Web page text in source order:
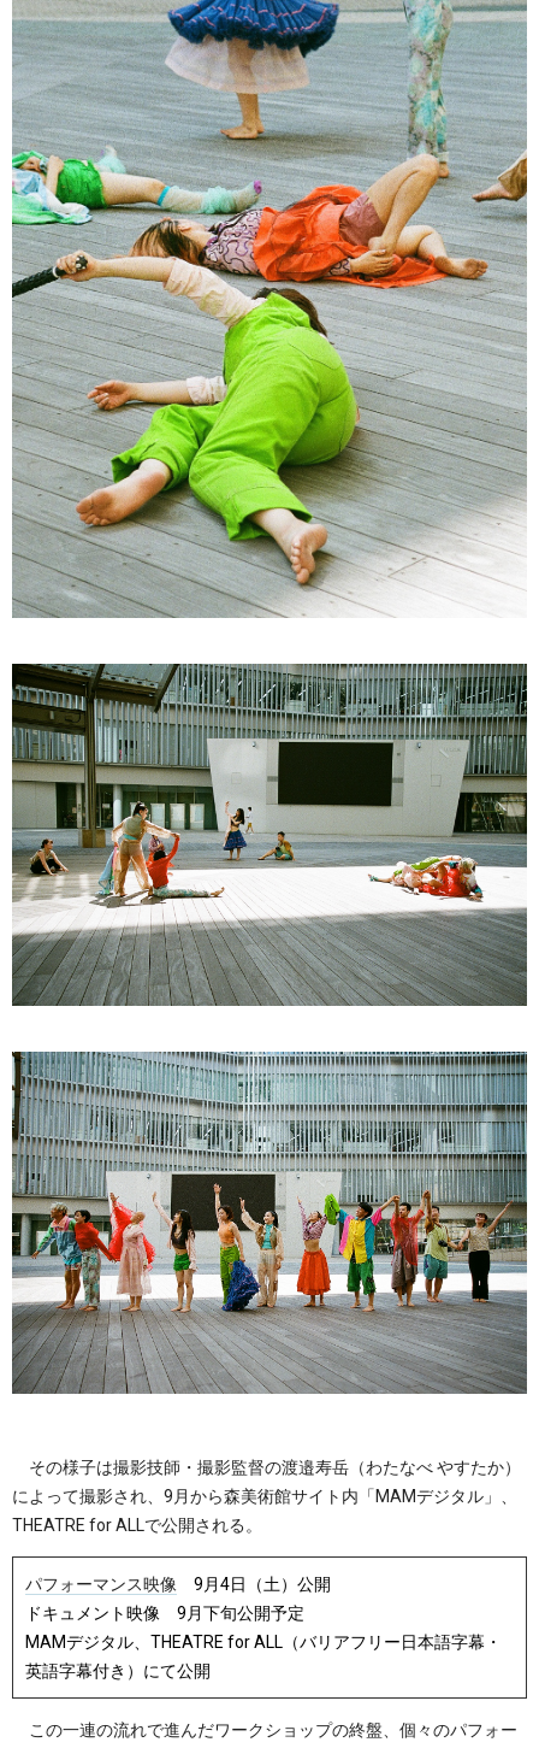
その様子は撮影技師・撮影監督の渡邉寿岳（わたなべ やすたか）
によって撮影され、9月から森美術館サイト内「MAMデジタル」、
THEATRE for ALLで公開される。
パフォーマンス映像 9月4日（土）公開
ドキュメント映像 9月下旬公開予定
MAMデジタル、THEATRE for ALL（バリアフリー日本語字幕・
英語字幕付き）にて公開
この一連の流れで進んだワークショップの終盤、個々のパフォー